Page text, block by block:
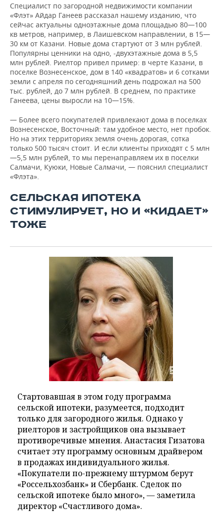
Специалист по загородной недвижимости компании
«Флэт» Айдар Ганеев рассказал нашему изданию, что
сейчас актуальны одноэтажные дома площадью 80—100
кв метров, например, в Лаишевском направлении, в 15—
30 км от Казани. Новые дома стартуют от 3 млн рублей.
Популярны ценники на одно, -двухэтажные дома в 5,5
млн рублей. Риелтор привел пример: в черте Казани, в
поселке Вознесенское, дом в 140 «квадратов» и 6 сотками
земли с апреля по сегодняшний день подрожал на 500
тыс. рублей, до 7 млн рублей. В среднем, по практике
Ганеева, цены выросли на 10—15%.
— Более всего покупателей привлекают дома в поселках
Вознесенское, Восточный: там удобное место, нет пробок.
Но на этих территориях земля очень дорогая, сотка
только 500 тысяч стоит. И если клиенты приходят с 5 млн
—5,5 млн рублей, то мы перенаправляем их в поселки
Салмачи, Куюки, Новые Салмачи, — пояснил специалист
«Флэта».
СЕЛЬСКАЯ ИПОТЕКА
СТИМУЛИРУЕТ, НО И «КИДАЕТ»
ТОЖЕ
Стартовавшая в этом году программа
сельской ипотеки, разумеется, подходит
только для загородного жилья. Однако у
риелторов и застройщиков она вызывает
противоречивые мнения. Анастасия Гизатова
считает эту программу основным драйвером
в продажах индивидуального жилья.
«Покупатели по-прежнему штурмом берут
«Россельхозбанк» и Сбербанк. Сделок по
сельской ипотеке было много», — заметила
директор «Счастливого дома».